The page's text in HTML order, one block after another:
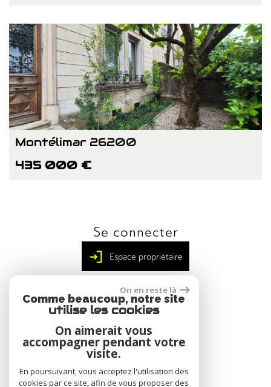
Montélimar 26200
435 000 €
Se connecter
Espace propriétaire
Nous suivre
On en reste là
Comme beaucoup, notre site
utilise les cookies
On aimerait vous
accompagner pendant votre
visite.
En poursuivant, vous acceptez l'utilisation des
cookies par ce site, afin de vous proposer des